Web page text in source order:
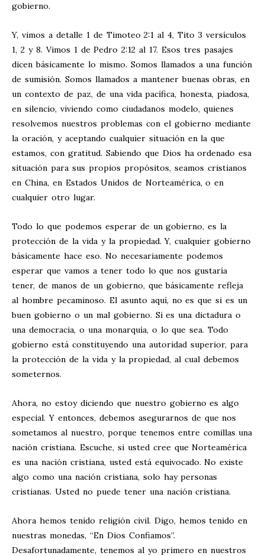
gobierno.
Y, vimos a detalle 1 de Timoteo 2:1 al 4, Tito 3 versículos
1, 2 y 8. Vimos 1 de Pedro 2:12 al 17. Esos tres pasajes
dicen básicamente lo mismo. Somos llamados a una función
de sumisión. Somos llamados a mantener buenas obras, en
un contexto de paz, de una vida pacífica, honesta, piadosa,
en silencio, viviendo como ciudadanos modelo, quienes
resolvemos nuestros problemas con el gobierno mediante
la oración, y aceptando cualquier situación en la que
estamos, con gratitud. Sabiendo que Dios ha ordenado esa
situación para sus propios propósitos, seamos cristianos
en China, en Estados Unidos de Norteamérica, o en
cualquier otro lugar.
Todo lo que podemos esperar de un gobierno, es la
protección de la vida y la propiedad. Y, cualquier gobierno
básicamente hace eso. No necesariamente podemos
esperar que vamos a tener todo lo que nos gustaría
tener, de manos de un gobierno, que básicamente refleja
al hombre pecaminoso. El asunto aquí, no es que si es un
buen gobierno o un mal gobierno. Si es una dictadura o
una democracia, o una monarquía, o lo que sea. Todo
gobierno está constituyendo una autoridad superior, para
la protección de la vida y la propiedad, al cual debemos
someternos.
Ahora, no estoy diciendo que nuestro gobierno es algo
especial. Y entonces, debemos asegurarnos de que nos
sometamos al nuestro, porque tenemos entre comillas una
nación cristiana. Escuche, si usted cree que Norteamérica
es una nación cristiana, usted está equivocado. No existe
algo como una nación cristiana, solo hay personas
cristianas. Usted no puede tener una nación cristiana.
Ahora hemos tenido religión civil. Digo, hemos tenido en
nuestras monedas, “En Dios Confiamos”.
Desafortunadamente, tenemos al yo primero en nuestros